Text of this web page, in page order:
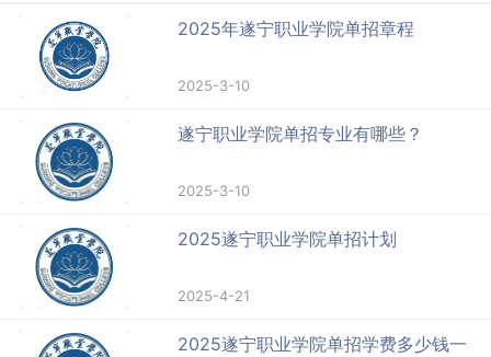
2025年遂宁职业学院单招章程
2025-3-10
遂宁职业学院单招专业有哪些？
2025-3-10
2025遂宁职业学院单招计划
2025-4-21
2025遂宁职业学院单招学费多少钱一